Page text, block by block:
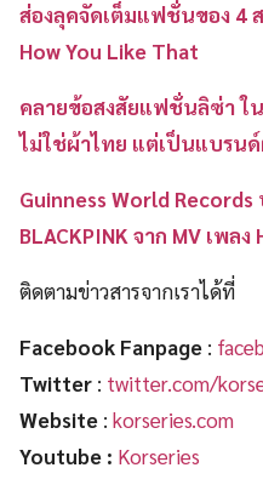
ส่องลุคจัดเต็มแฟชั่นของ 4 ส
How You Like That
คลายข้อสงสัยแฟชั่นลิซ่า ใน
ไม่ใช่ผ้าไทย แต่เป็นแบรนด์
Guinness World
BLACKPINK จาก MV เพล
ติดตามข่าวสารจากเราได้ที่
Facebook Fanpage :
Twitter : twitter.com/
Website : korseries.com
Youtube : Korseries